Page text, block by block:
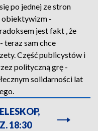
po jednej ze stron
obiektywizm -
jest fakt , że
sam chce
Część publicystów i
polityczną grę -
solidarności lat
18:30